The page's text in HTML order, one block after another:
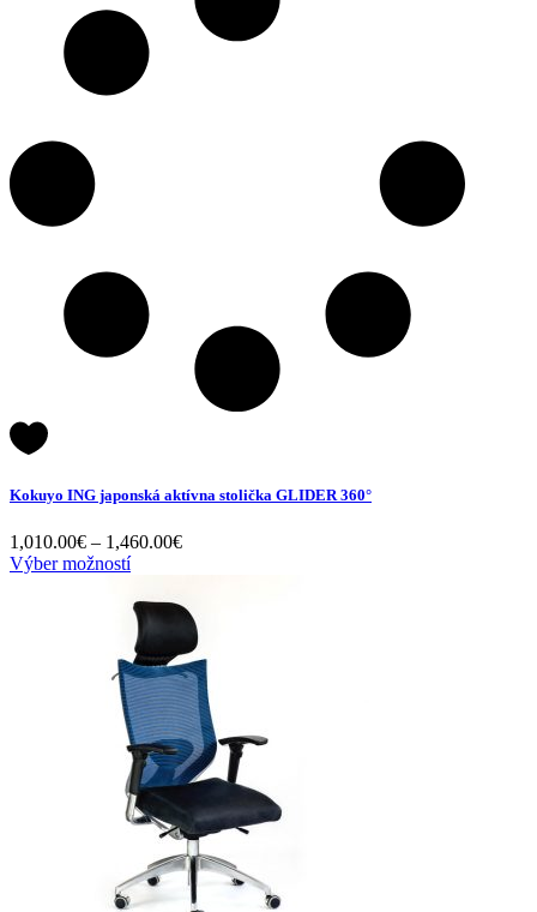
Kokuyo ING japonská aktívna stolička GLIDER 360°
1,010.00€ – 1,460.00€Price
through
1,460.00€
Výber možností